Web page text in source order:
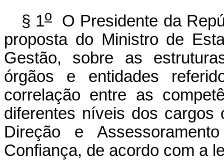
§ 1oO Presidente da
proposta do Ministro de
Gestão, sobre as
órgãos e entidades
correlação entre as
diferentes níveis dos cargos
Direção e
Confiança, de acordo com a